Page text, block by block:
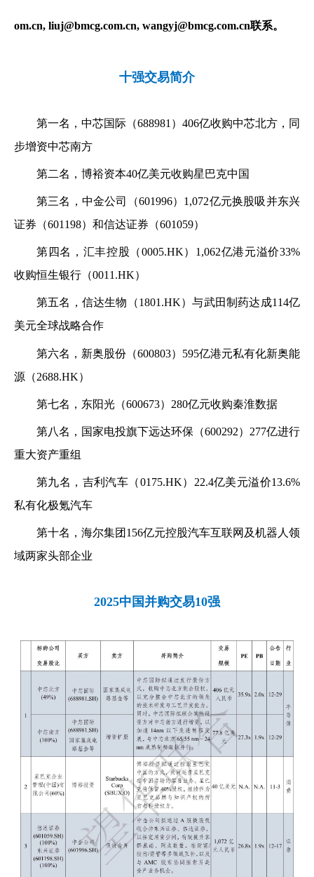
om.cn, liuj@bmcg.com.cn, wangyj@bmcg.com.cn联系。
十强交易简介
第一名，中芯国际（688981）406亿收购中芯北方，同
步增资中芯南方
第二名，博裕资本40亿美元收购星巴克中国
第三名，中金公司（601996）1,072亿元换股吸并东兴
证券（601198）和信达证券（601059）
第四名，汇丰控股（0005.HK）1,062亿港元溢价33%
收购恒生银行（0011.HK）
第五名，信达生物（1801.HK）与武田制药达成114亿
美元全球战略合作
第六名，新奥股份（600803）595亿港元私有化新奥能
源（2688.HK）
第七名，东阳光（600673）280亿元收购秦淮数据
第八名，国家电投旗下远达环保（600292）277亿进行
重大资产重组
第九名，吉利汽车（0175.HK）22.4亿美元溢价13.6%
私有化极氪汽车
第十名，海尔集团156亿元控股汽车互联网及机器人领
域两家头部企业
2025中国并购交易10强